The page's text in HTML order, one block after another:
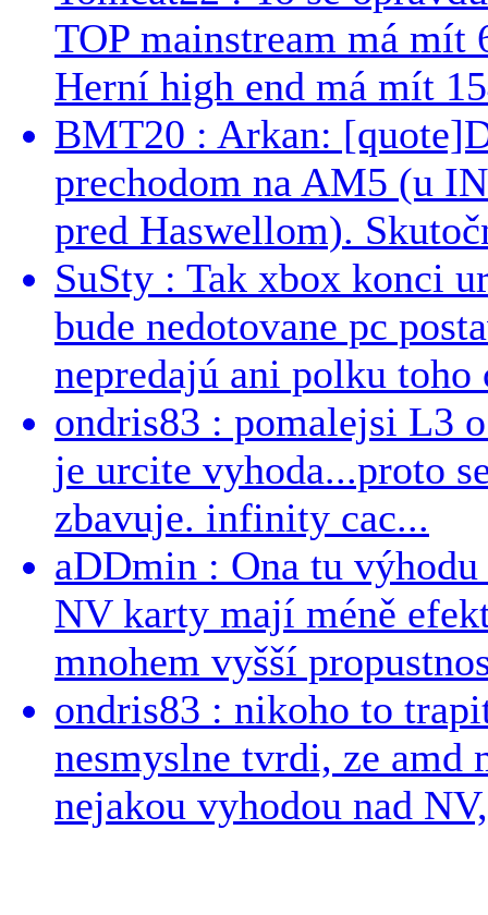
TOP mainstream má
Herní high end má mít
BMT20 : Arkan:
prechodom na AM5 (u
pred Haswellom).
SuSty : Tak xbox konci
bude nedotovane pc
nepredajú ani polku toho
ondris83 : pomalejsi L3
je urcite vyhoda...proto
zbavuje. infinity cac...
aDDmin : Ona tu
NV karty mají méně
mnohem vyšší
ondris83 : nikoho to
nesmyslne tvrdi, ze
nejakou vyhodou nad